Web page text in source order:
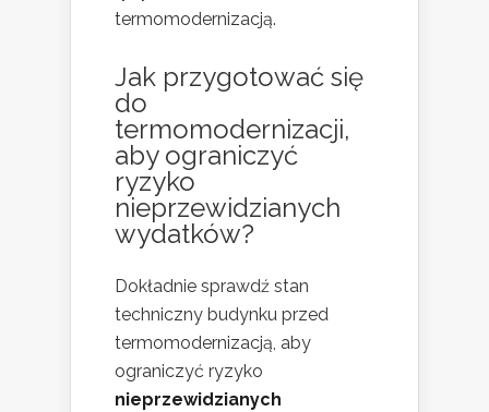
termomodernizacją.
Jak przygotować się
do
termomodernizacji,
aby ograniczyć
ryzyko
nieprzewidzianych
wydatków?
Dokładnie sprawdź stan
techniczny budynku przed
termomodernizacją, aby
ograniczyć ryzyko
nieprzewidzianych